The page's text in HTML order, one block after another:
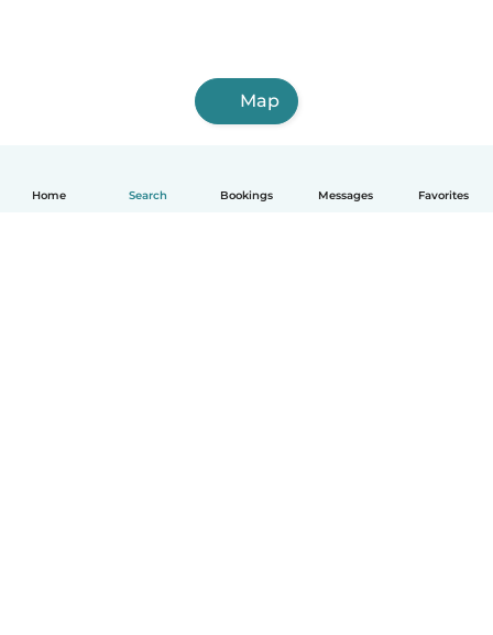
Home Search Bookings Messages Favorites
Map